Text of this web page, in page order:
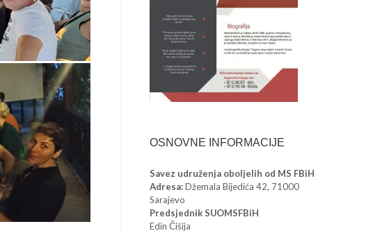
OSNOVNE INFORMACIJE
Savez udruženja oboljelih od MS FBiH
Adresa:Džemala Bijedića 42, 71000
Sarajevo
Predsjednik SUOMSFBiH
Edin Čišija